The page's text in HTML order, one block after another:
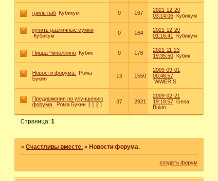
гриль паб Кубикум 0 167
2021-12-20
03:14:06 Кубикум
купить различные сумки
Кубикум
0 164
2021-12-20
01:16:41
Кубикум
Пицца Чиполлино Кубик 0 176
2021-11-23
19:35:50 Кубик
Новости форума.
Рома
Букин
13 1550
2009-09-01
00:46:57
WWERIS
Предложения по улучшению
форума.
Рома Букин [ 1 2 ] 37 2921
2009-02-21
19:18:57 Gena
Bukin
Страница:1
»Счастливы вместе. » Новости форума.
создать форум